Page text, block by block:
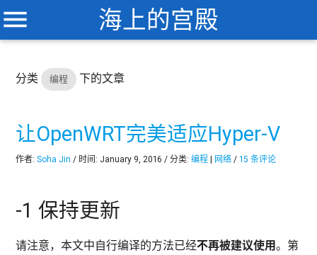
海上的宫殿
menu
分类 编程 下的文章
让OpenWRT完美适应Hyper-V
作者:Soha Jin / 时间: January 9, 2016 / 分类:编程 | 网络 /15 条评论
-1 保持更新
请注意，本文中自行编译的方法已经不再被建议使用。第